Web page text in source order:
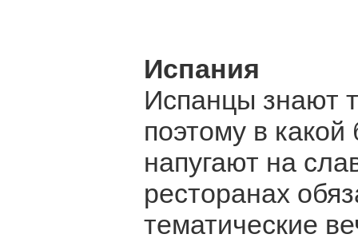
Испания
Испанцы знают
поэтому в
напугают на
ресторанах
тематические